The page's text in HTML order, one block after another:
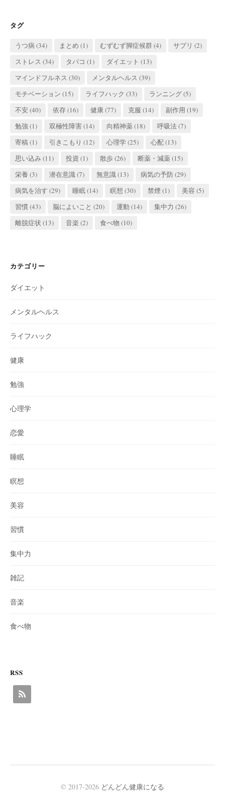
タグ
うつ病 (34) まとめ (1) むずむず脚症候群(4) サプリ (2)
ストレス (34) タバコ (1) ダイエット (13)
マインドフルネス (30) メンタルヘルス (39)
モチベーション (15) ライフハック (33) ランニング(5)
不安(40) 依存(16) 健康 (77) 克服 (14) 副作用 (19)
勉強 (1) 双極性障害 (14) 向精神薬(18) 呼吸法(7)
寄稿(1) 引きこもり (12) 心理学(25) 心配(13)
思い込み (11) 投資 (1) 散歩(26) 断薬・減薬(15)
栄養 (3) 潜在意識 (7) 無意識 (13) 病気の予防(29)
病気を治す (29) 睡眠(14) 瞑想 (30) 禁煙 (1) 美容 (5)
習慣(43) 脳によいこと (20) 運動 (14) 集中力 (26)
離脱症状 (13) 音楽 (2) 食べ物 (10)
カテゴリー
ダイエット
メンタルヘルス
ライフハック
健康
勉強
心理学
恋愛
睡眠
瞑想
美容
習慣
集中力
雑記
音楽
食べ物
RSS
© 2017-2026 どんどん健康になる